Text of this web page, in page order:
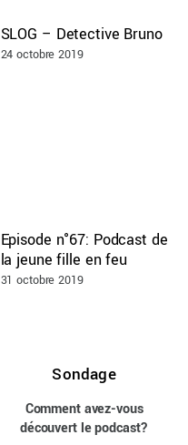
SLOG – Detective Bruno
24 octobre 2019
Episode n°67: Podcast de
la jeune fille en feu
31 octobre 2019
Sondage
Comment avez-vous
découvert le podcast?